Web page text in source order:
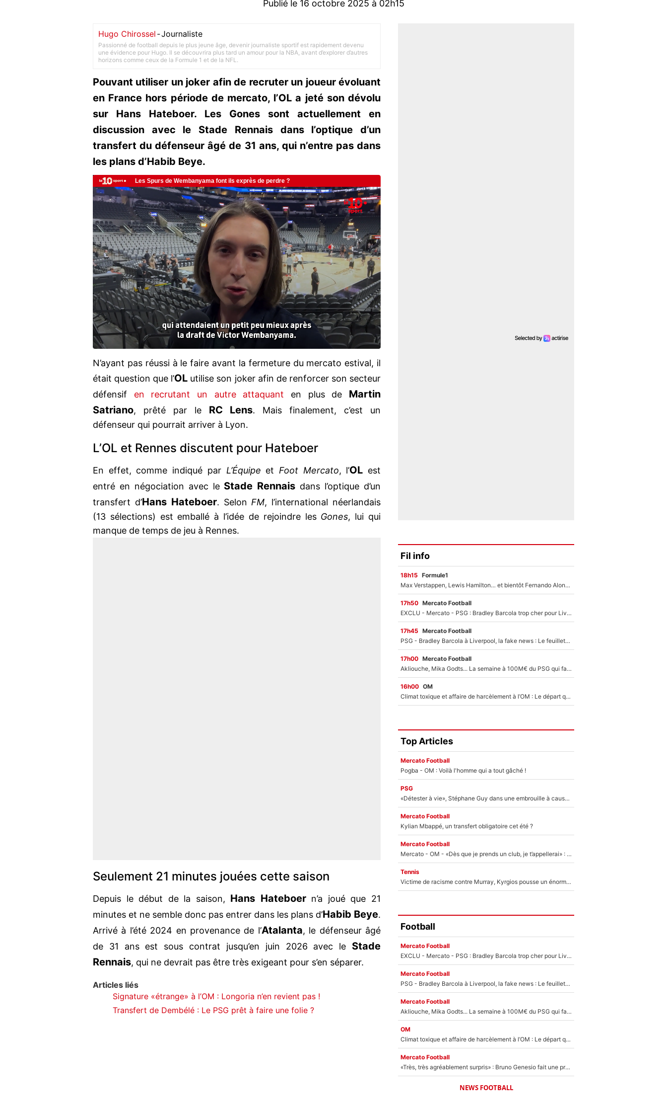
Publié le 16 octobre 2025 à 02h15
Hugo Chirossel -Journaliste
Passionné de football depuis le plus jeune âge, devenir journaliste sportif est rapidement devenu
une évidence pour Hugo. Il se découvrira plus tard un amour pour la NBA, avant d’explorer d’autres
horizons comme ceux de la Formule 1 et de la NFL.
Pouvant utiliser un joker afin de recruter un joueur évoluant
en France hors période de mercato, l’OL a jeté son dévolu
sur Hans Hateboer. Les Gones sont actuellement en
discussion avec le Stade Rennais dans l’optique d’un
transfert du défenseur âgé de 31 ans, qui n’entre pas dans
les plans d’Habib Beye.
N’ayant pas réussi à le faire avant la fermeture du mercato estival, il
était question que l’OL utilise son joker afin de renforcer son secteur
défensif en recrutant un autre attaquant en plus de Martin
Satriano, prêté par le RC Lens. Mais finalement, c’est un
défenseur qui pourrait arriver à Lyon.
L’OL et Rennes discutent pour Hateboer
En effet, comme indiqué par L’Équipe et Foot Mercato, l’OL est
entré en négociation avec le Stade Rennais dans l’optique d’un
transfert d’Hans Hateboer. Selon FM, l’international néerlandais
(13 sélections) est emballé à l’idée de rejoindre les Gones, lui qui
manque de temps de jeu à Rennes.
Seulement 21 minutes jouées cette saison
Depuis le début de la saison, Hans Hateboern’a joué que 21
minutes et ne semble donc pas entrer dans les plans d’Habib Beye.
Arrivé à l’été 2024 en provenance de l’Atalanta, le défenseur âgé
de 31 ans est sous contrat jusqu’en juin 2026 avec le Stade
Rennais, qui ne devrait pas être très exigeant pour s’en séparer.
Articles liés
Signature «étrange» à l’OM : Longoria n’en revient pas !
Transfert de Dembélé : Le PSG prêt à faire une folie ?
Fil info
18h15 Formule1
Max Verstappen, Lewis Hamilton… et bientôt Fernando Alonso ? Le classement des pilotes les mieux payés en Formule 1 risque de changer !
17h50 Mercato Football
EXCLU - Mercato - PSG : Bradley Barcola trop cher pour Liverpool
17h45 Mercato Football
PSG - Bradley Barcola à Liverpool, la fake news : Le feuilleton continue !
17h00 Mercato Football
Akliouche, Mika Godts... La semaine à 100M€ du PSG qui fait basculer le mercato du PSG !
16h00 OM
Climat toxique et affaire de harcèlement à l’OM : Le départ qui soulage le vestiaire de Bruno Genesio
Top Articles
Mercato Football
Pogba - OM : Voilà l'homme qui a tout gâché !
PSG
«Détester à vie», Stéphane Guy dans une embrouille à cause du PSG !
Mercato Football
Kylian Mbappé, un transfert obligatoire cet été ?
Mercato Football
Mercato - OM - «Dès que je prends un club, je t’appellerai» : La promesse de Marcelino au moment de claquer la porte
Tennis
Victime de racisme contre Murray, Kyrgios pousse un énorme coup de gueule !
Football
Mercato Football
EXCLU - Mercato - PSG : Bradley Barcola trop cher pour Liverpool
Mercato Football
PSG - Bradley Barcola à Liverpool, la fake news : Le feuilleton continue !
Mercato Football
Akliouche, Mika Godts... La semaine à 100M€ du PSG qui fait basculer le mercato du PSG !
OM
Climat toxique et affaire de harcèlement à l’OM : Le départ qui soulage le vestiaire de Bruno Genesio
Mercato Football
«Très, très agréablement surpris» : Bruno Genesio fait une promesse pour la suite du mercato de l’OM et rassure les supporters
NEWS FOOTBALL